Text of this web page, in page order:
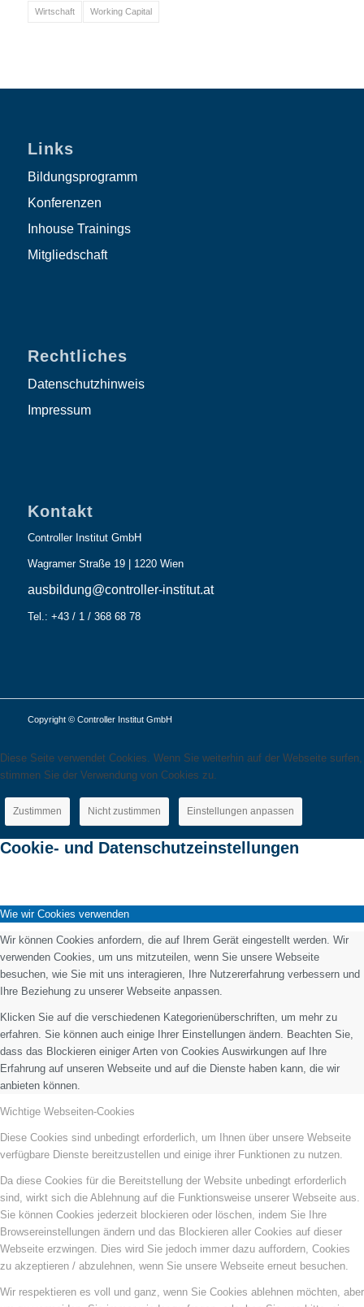
Wirtschaft Working Capital
Links
Bildungsprogramm
Konferenzen
Inhouse Trainings
Mitgliedschaft
Rechtliches
Datenschutzhinweis
Impressum
Kontakt
Controller Institut GmbH
Wagramer Straße 19 | 1220 Wien
ausbildung@controller-institut.at
Tel.: +43 / 1 / 368 68 78
Copyright © Controller Institut GmbH
Diese Seite verwendet Cookies. Wenn Sie weiterhin auf der Webseite surfen,
stimmen Sie der Verwendung von Cookies zu.
Zustimmen Nicht zustimmen Einstellungen anpassen
Cookie- und Datenschutzeinstellungen
Wie wir Cookies verwenden
Wir können Cookies anfordern, die auf Ihrem Gerät eingestellt werden. Wir
verwenden Cookies, um uns mitzuteilen, wenn Sie unsere Webseite
besuchen, wie Sie mit uns interagieren, Ihre Nutzererfahrung verbessern und
Ihre Beziehung zu unserer Webseite anpassen.
Klicken Sie auf die verschiedenen Kategorienüberschriften, um mehr zu
erfahren. Sie können auch einige Ihrer Einstellungen ändern. Beachten Sie,
dass das Blockieren einiger Arten von Cookies Auswirkungen auf Ihre
Erfahrung auf unseren Webseite und auf die Dienste haben kann, die wir
anbieten können.
Wichtige Webseiten-Cookies
Diese Cookies sind unbedingt erforderlich, um Ihnen über unsere Webseite
verfügbare Dienste bereitzustellen und einige ihrer Funktionen zu nutzen.
Da diese Cookies für die Bereitstellung der Website unbedingt erforderlich
sind, wirkt sich die Ablehnung auf die Funktionsweise unserer Webseite aus.
Sie können Cookies jederzeit blockieren oder löschen, indem Sie Ihre
Browsereinstellungen ändern und das Blockieren aller Cookies auf dieser
Webseite erzwingen. Dies wird Sie jedoch immer dazu auffordern, Cookies
zu akzeptieren / abzulehnen, wenn Sie unsere Webseite erneut besuchen.
Wir respektieren es voll und ganz, wenn Sie Cookies ablehnen möchten, aber